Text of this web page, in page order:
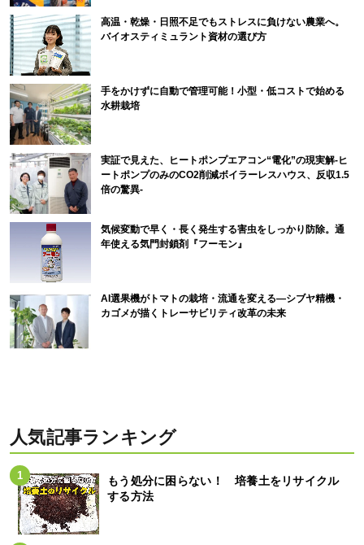
高温・乾燥・日照不足でもストレスに負けない農業へ。
バイオスティミュラント資材の選び方
手をかけずに自動で管理可能！小型・低コストで始める
水耕栽培
実証で見えた、ヒートポンプエアコン“電化”の現実解-ヒ
ートポンプのみのCO2削減ボイラーレスハウス、反収1.5
倍の驚異-
気候変動で早く・長く発生する害虫をしっかり防除。通
年使える気門封鎖剤『フーモン』
AI選果機がトマトの栽培・流通を変える―シブヤ精機・
カゴメが描くトレーサビリティ改革の未来
人気記事ランキング
もう処分に困らない！ 培養土をリサイクル
する方法